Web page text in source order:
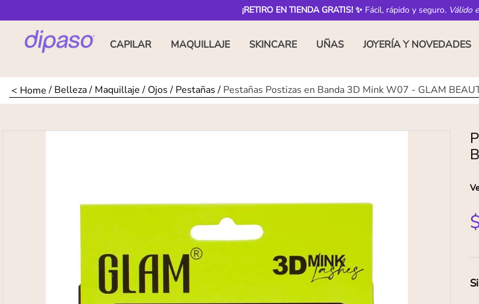
¡RETIRO EN TIENDA GRATIS! ✨ Fácil, rápido y seguro. Válido
CAPILAR MAQUILLAJE SKINCARE UÑAS JOYERÍA Y NOVEDADES
Belleza Maquillaje Ojos Pestañas Pestañas Postizas en Banda 3D Mink W07 - GLAM